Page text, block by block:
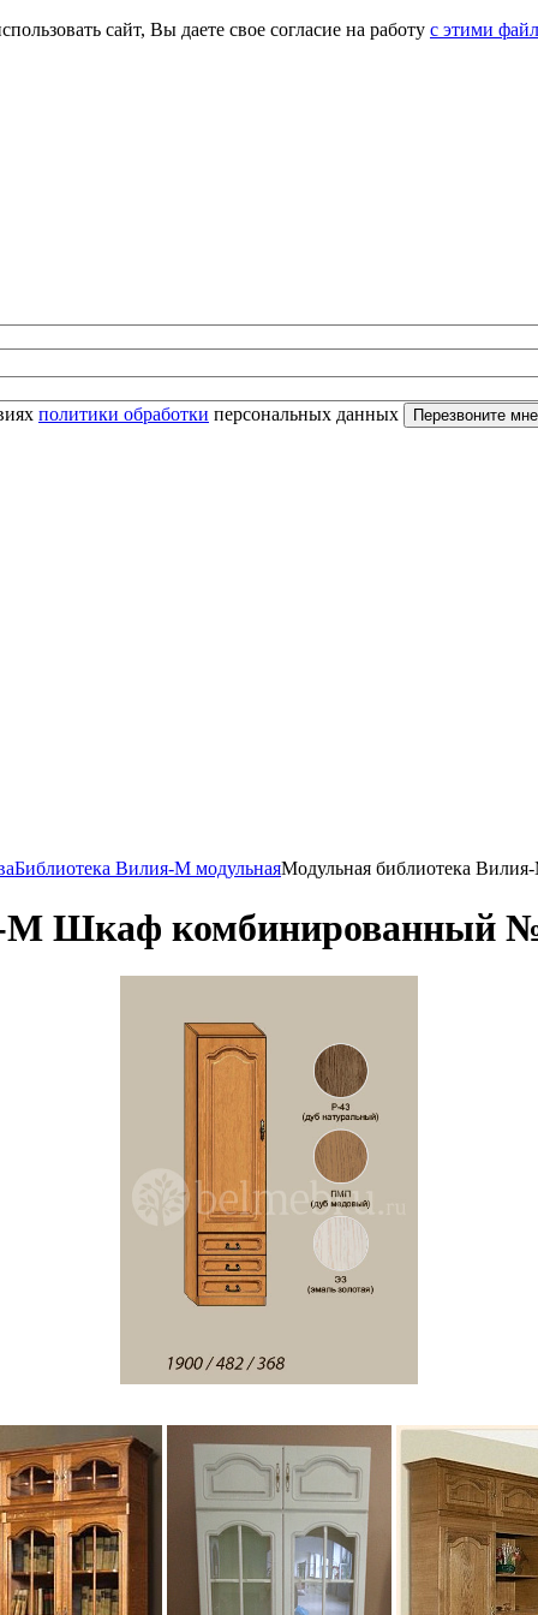
сайт, Вы даете свое согласие на работу с этими
политики обработки персональных данных
Библиотека Вилия-М модульнаяМодульная библиотека
М Шкаф комбинированный